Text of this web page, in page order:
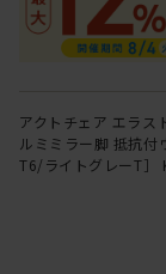
アクトチェア エラス
ルミミラー脚 抵抗
T6/ライトグレーT］